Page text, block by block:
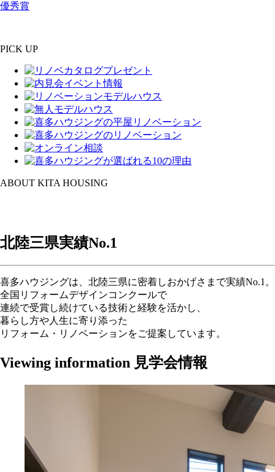
優秀賞
PICK UP
ABOUT KITA HOUSING
北陸三県実績No.1
喜多ハウジングは、北陸三県に密着しおかげさまで実績No.1。
全国リフォームデザインコンクールで
連続で受賞し続けている技術と経験を活かし、
暮らし方や人生に寄り添った
リフォーム・リノベーションをご提案しています。
Viewing information 見学会情報